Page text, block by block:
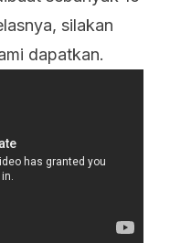
silakan
dapatkan.